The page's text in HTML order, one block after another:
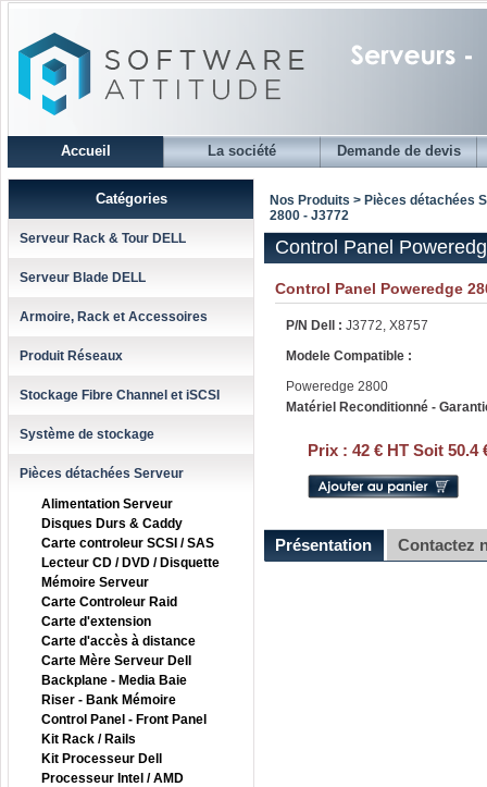
Accueil La société Demande de devis
Catégories
Serveur Rack & Tour DELL
Serveur Blade DELL
Armoire, Rack et Accessoires
Produit Réseaux
Stockage Fibre Channel et iSCSI
Système de stockage
Pièces détachées Serveur
Alimentation Serveur
Disques Durs & Caddy
Carte controleur SCSI / SAS
Lecteur CD / DVD / Disquette
Mémoire Serveur
Carte Controleur Raid
Carte d'extension
Carte d'accès à distance
Carte Mère Serveur Dell
Backplane - Media Baie
Riser - Bank Mémoire
Control Panel - Front Panel
Kit Rack / Rails
Kit Processeur Dell
Processeur Intel / AMD
Nos Produits > Pièces détachées
2800 - J3772
Control Panel
Control Panel Poweredge
P/N Dell : J3772, X8757
Modele Compatible :
Poweredge 2800
Matériel Reconditionné -
Prix : 42 € HT Soit 50.4
Présentation Contactez